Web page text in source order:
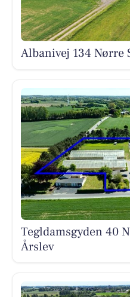
Albanivej 134 Nørre
Tegldamsgyden 40
Årslev